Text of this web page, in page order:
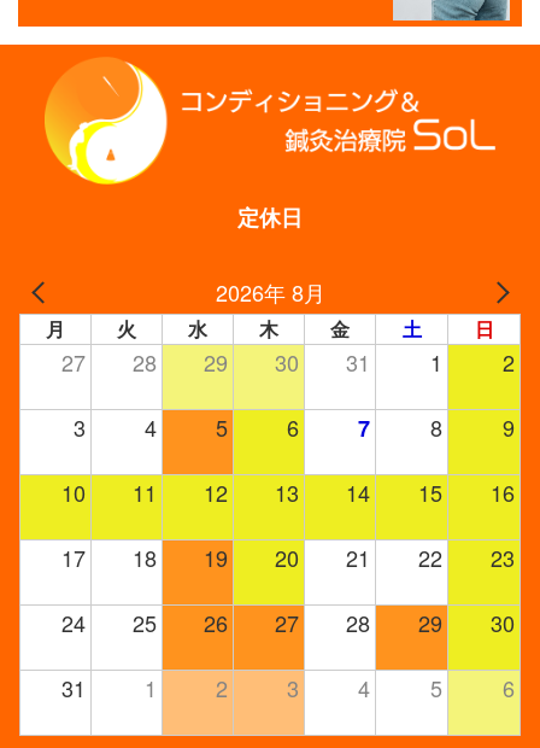
定休日
2026年 8月
月 火 水 木 金 土 日
27 28 29 30 31 1 2
3 4 5 6 7 8 9
10 11 12 13 14 15 16
17 18 19 20 21 22 23
24 25 26 27 28 29 30
31 1 2 3 4 5 6